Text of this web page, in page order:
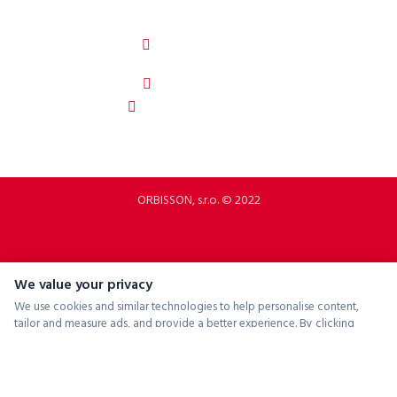
ORBISSON, s.r.o. © 2022
We value your privacy
We use cookies and similar technologies to help personalise content,
tailor and measure ads, and provide a better experience. By clicking